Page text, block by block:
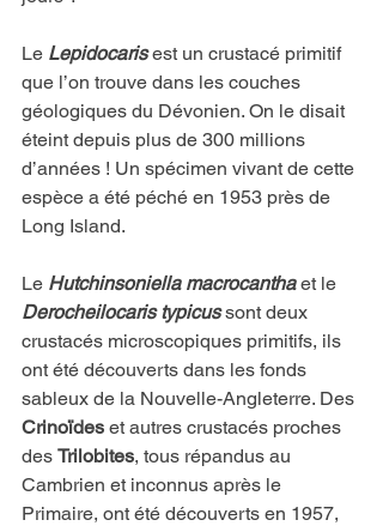
Le Lepidocaris est un crustacé primitif
que l’on trouve dans les couches
géologiques du Dévonien. On le disait
éteint depuis plus de 300 millions
d’années ! Un spécimen vivant de cette
espèce a été péché en 1953 près de
Long Island.
Le Hutchinsoniella macrocantha et le
Derocheilocaris typicus sont deux
crustacés microscopiques primitifs, ils
ont été découverts dans les fonds
sableux de la Nouvelle-Angleterre. Des
Crinoïdes et autres crustacés proches
des Trilobites, tous répandus au
Cambrien et inconnus après le
Primaire, ont été découverts en 1957,